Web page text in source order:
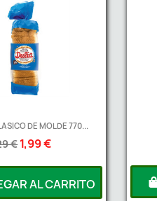
DE MOLDE 770...
€1,99 €
AL CARRITO